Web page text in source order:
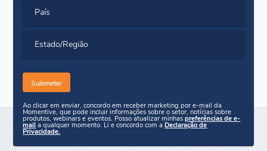
País
Estado/Região
Ao clicar em enviar, concordo em receber marketing por e-mail da
Momentive, que pode incluir informações sobre o setor, notícias sobre
produtos, webinars e eventos. Posso atualizar minhaspreferências de e-
mail a qualquer momento. Li e concordo com aDeclaração de
Privacidade.